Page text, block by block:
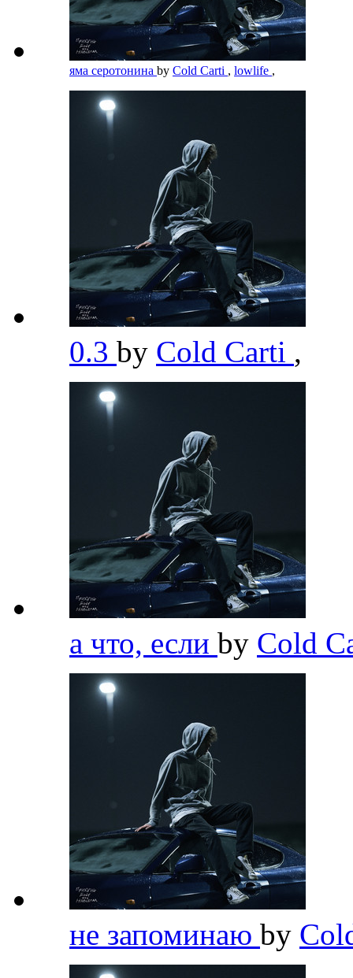
яма серотонина by Cold Carti , lowlife ,
0.3 by Cold Carti ,
а что, если by Cold
не запоминаю by